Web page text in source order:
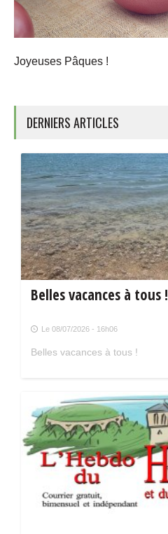
Joyeuses Pâques !
DERNIERS ARTICLES
Belles vacances à tous !
Le 08/07/2026 - 16h06
Belles vacances à tous !